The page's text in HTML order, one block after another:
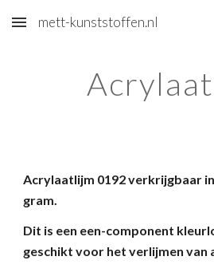
Skip to main content
mett-kunststoffen.nl
Acrylaatlijm 0192 verkrijgbaar
gram.
Dit is een een-component
geschikt voor het verlijmen van